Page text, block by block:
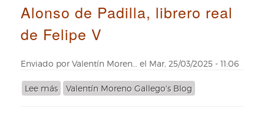
los
investigadores
Menéndez
Alonso de Padilla, librero real
de Felipe V
Enviado por Valentín Moren… el Mar, 25/03/2025 - 11:06
Lee mássobre
Valentín Moreno Gallego's Blog